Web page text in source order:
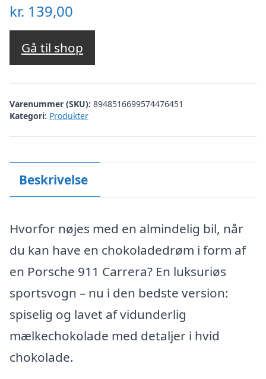
kr. 139,00
Gå til shop
Varenummer (SKU): 8948516699574476451
Kategori: Produkter
Beskrivelse
Hvorfor nøjes med en almindelig bil, når
du kan have en chokoladedrøm i form af
en Porsche 911 Carrera? En luksuriøs
sportsvogn – nu i den bedste version:
spiselig og lavet af vidunderlig
mælkechokolade med detaljer i hvid
chokolade.